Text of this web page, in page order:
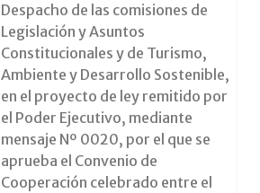
Despacho de las comisiones de
Legislación y Asuntos
Constitucionales y de Turismo,
Ambiente y Desarrollo Sostenible,
en el proyecto de ley remitido por
el Poder Ejecutivo, mediante
mensaje Nº 0020, por el que se
aprueba el Convenio de
Cooperación celebrado entre el